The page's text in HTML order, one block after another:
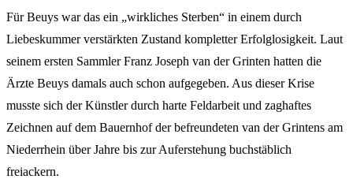
Für Beuys war das ein „wirkliches Sterben“ in einem durch
Liebeskummer verstärkten Zustand kompletter Erfolglosigkeit. Laut
seinem ersten Sammler Franz Joseph van der Grinten hatten die
Ärzte Beuys damals auch schon aufgegeben. Aus dieser Krise
musste sich der Künstler durch harte Feldarbeit und zaghaftes
Zeichnen auf dem Bauernhof der befreundeten van der Grintens am
Niederrhein über Jahre bis zur Auferstehung buchstäblich
freiackern.